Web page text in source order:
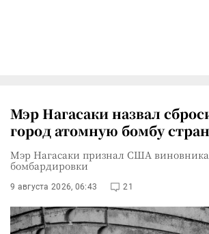
Мэр Нагасаки назвал
город атомную бомбу
Мэр Нагасаки признал США
бомбардировки
9 августа 2026, 06:43 21